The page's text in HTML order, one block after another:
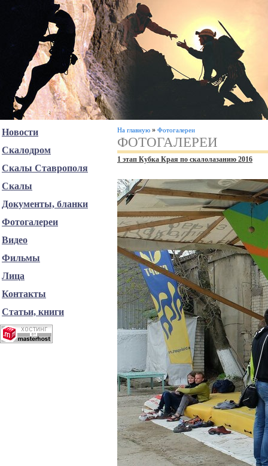
На главную » Фотогалереи
ФОТОГАЛЕРЕИ
1 этап Кубка Края по скалолазанию 2016
Новости
Скалодром
Скалы Ставрополя
Скалы
Документы, бланки
Фотогалереи
Видео
Фильмы
Лица
Контакты
Статьи, книги